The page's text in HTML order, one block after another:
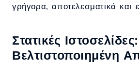
γρήγορα, αποτελεσματικά και
Στατικές Ιστοσελίδες:
Βελτιστοποιημένη